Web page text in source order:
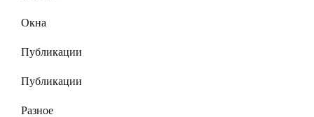
Окна
Публикации
Публикации
Разное